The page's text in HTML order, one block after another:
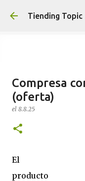
Ir al
Tiending Topic
Maquillaje
210
el24.9.25
Compresa
(oferta)
el 8.8.25
El
producto